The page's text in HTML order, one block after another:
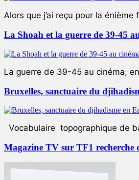
Alors que j’ai reçu pour la
La Shoah et la guerre de 39-45
La guerre de 39-45 au cinéma,
Bruxelles, sanctuaire du
Vocabulaire topographique de
Magazine TV sur TF1 recherche